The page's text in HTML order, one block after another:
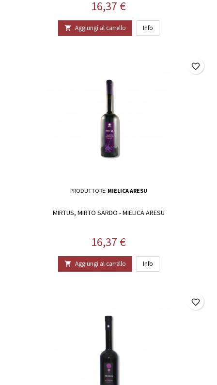
Prezzo
16,37 €
 Aggiungi al carrello Info
PRODUTTORE: MIELICA ARESU
MIRTUS, MIRTO SARDO - MIELICA ARESU
Prezzo
16,37 €
 Aggiungi al carrello Info
favorite_border
favorite_border